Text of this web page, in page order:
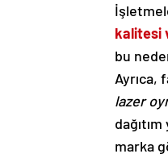
kalitesi
bu
Ayrıca,
lazer
marka